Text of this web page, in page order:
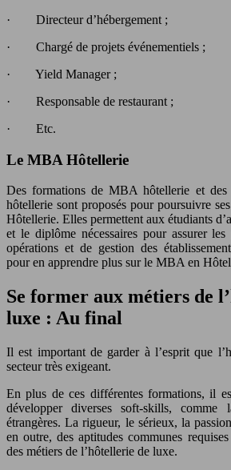
· Directeur d’hébergement ;
· Chargé de projets événementiels ;
· Yield Manager ;
· Responsable de restaurant ;
· Etc.
Le MBA Hôtellerie
Des formations de MBA hôtellerie et des
hôtellerie sont proposés pour poursuivre
Hôtellerie. Elles permettent aux étudiants
et le diplôme nécessaires pour assurer
opérations et de gestion des
pour en apprendre plus sur le MBA en
Se former aux métiers de
luxe : Au final
Il est important de garder à l’esprit que
secteur très exigeant.
En plus de ces différentes formations, il
développer diverses soft-skills, comme
étrangères. La rigueur, le sérieux, la
en outre, des aptitudes communes
des métiers de l’hôtellerie de luxe.